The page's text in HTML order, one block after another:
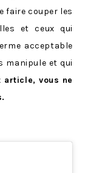
faire couper les
et ceux qui
acceptable
manipule et qui
article, vous ne